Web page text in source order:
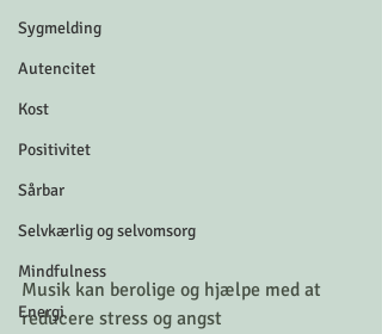
Sygmelding
Autencitet
Kost
Positivitet
Sårbar
Selvkærlig og selvomsorg
Mindfulness
Energi
Musik kan berolige og hjælpe med at
reducere stress og angst